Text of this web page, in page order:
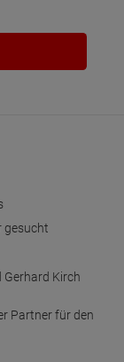
gesucht
Gerhard Kirch
Partner für den